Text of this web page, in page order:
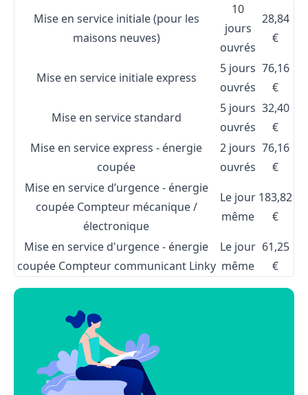
Mise en service initiale (pour les
maisons neuves)
10
jours
ouvrés
28,84
€
Mise en service initiale express
5 jours
ouvrés
76,16
€
Mise en service standard
5 jours
ouvrés
32,40
€
Mise en service express - énergie
coupée
2 jours
ouvrés
76,16
€
Mise en service d’urgence - énergie
coupée Compteur mécanique /
électronique
Le jour
même
183,82
€
Mise en service d'urgence - énergie
coupée Compteur communicant Linky
Le jour
même
61,25
€